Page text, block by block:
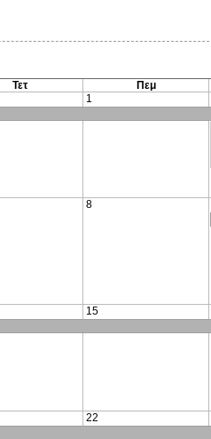
Τετ Πεμ
1
8
15
22